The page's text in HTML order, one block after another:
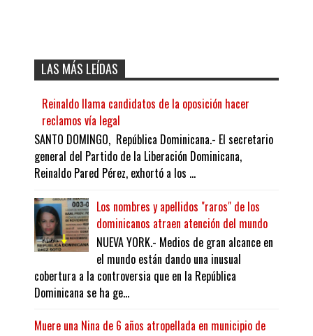
LAS MÁS LEÍDAS
Reinaldo llama candidatos de la oposición hacer
reclamos vía legal
SANTO DOMINGO, República Dominicana.- El secretario
general del Partido de la Liberación Dominicana,
Reinaldo Pared Pérez, exhortó a los ...
Los nombres y apellidos "raros" de los
dominicanos atraen atención del mundo
NUEVA YORK.- Medios de gran alcance en
el mundo están dando una inusual
cobertura a la controversia que en la República
Dominicana se ha ge...
Muere una Nina de 6 años atropellada en municipio de